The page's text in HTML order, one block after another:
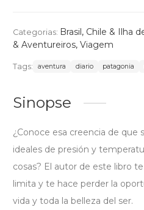
Categorias: Brasil, Chile & Ilha
& Aventureiros, Viagem
Tags: aventura diario patagonia
Sinopse
¿Conoce esa creencia de
ideales de presión y
cosas? El autor de este libro
limita y te hace perder la
vida y toda la belleza del ser.